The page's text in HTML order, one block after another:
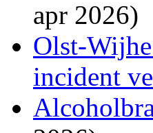
apr 2026)
Olst-
incident